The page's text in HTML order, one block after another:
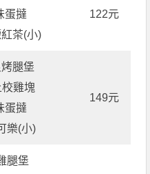
蛋撻
茶(小)
122元
腿堡
雞塊
蛋撻
樂(小)
149元
腿堡